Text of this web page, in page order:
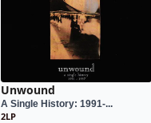
Unwound
A Single History: 1991-...
2LP